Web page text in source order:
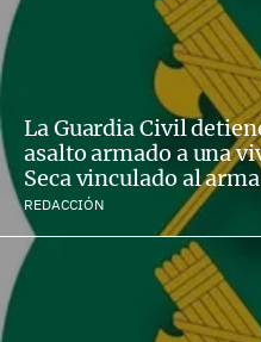
La Guardia Civil
asalto armado a una
Seca vinculado al
REDACCIÓN